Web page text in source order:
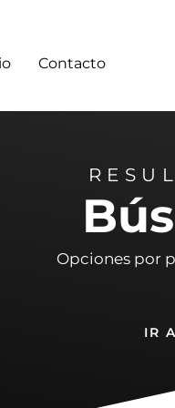
Contacto
Opciones por
IR